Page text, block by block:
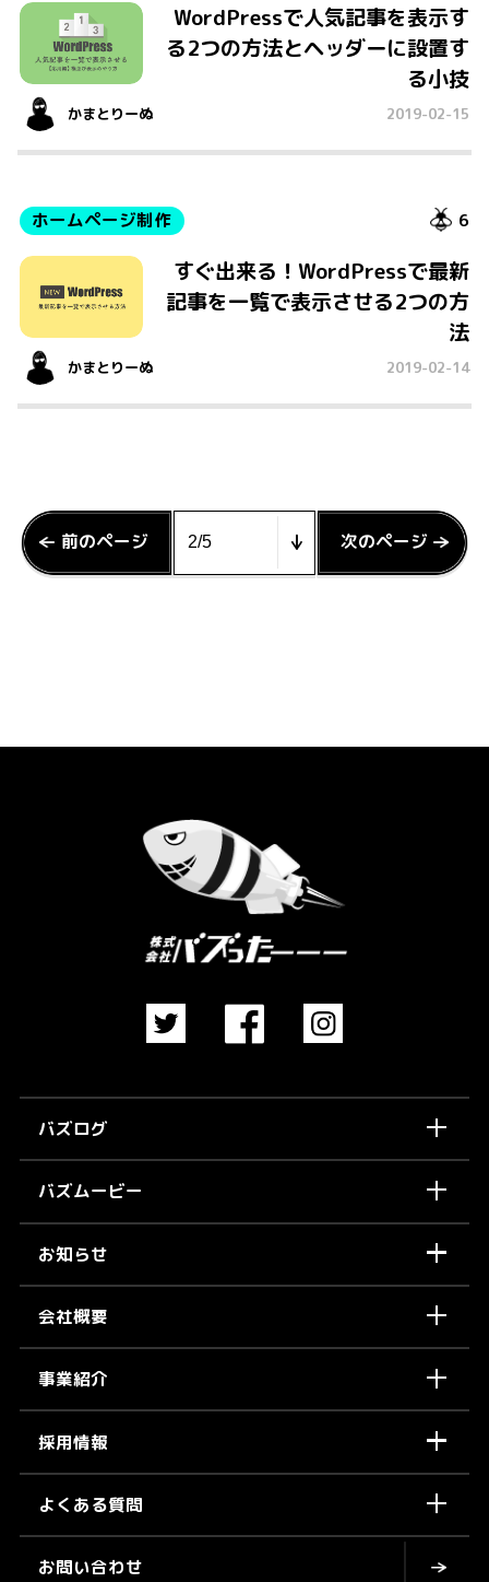
WordPressで人気記事を表示す
る2つの方法とヘッダーに設置す
る小技
かまとりーぬ 2019-02-15
ホームページ制作
すぐ出来る！WordPressで最新
記事を一覧で表示させる2つの方
法
6
かまとりーぬ 2019-02-14
前のページ 次のページ
バズログ
バズムービー
お知らせ
会社概要
事業紹介
採用情報
よくある質問
お問い合わせ